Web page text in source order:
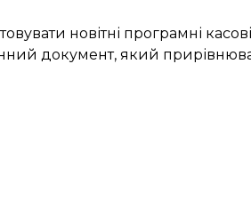
новітні програмні
документ, який